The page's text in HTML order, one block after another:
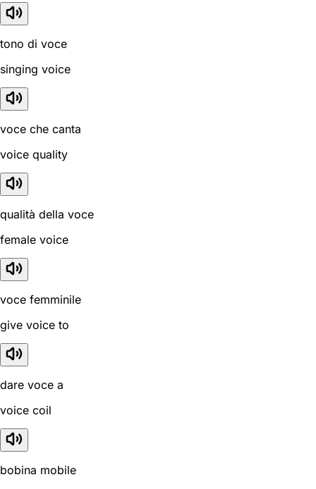
tono di voce
singing voice
voce che canta
voice quality
qualità della voce
female voice
voce femminile
give voice to
dare voce a
voice coil
bobina mobile